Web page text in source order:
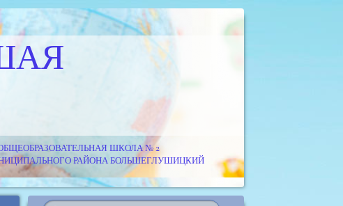
ШКОЛА № 2
РАЙОНА БОЛЬШЕГЛУШИЦКИЙ